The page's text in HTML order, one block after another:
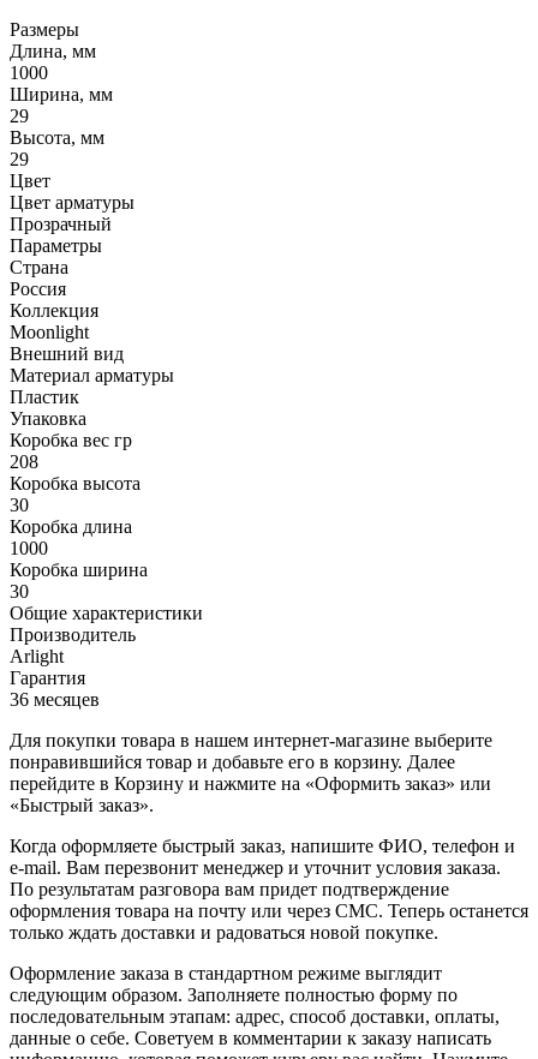
Размеры
Длина, мм
1000
Ширина, мм
29
Высота, мм
29
Цвет
Цвет арматуры
Прозрачный
Параметры
Страна
Россия
Коллекция
Moonlight
Внешний вид
Материал арматуры
Пластик
Упаковка
Коробка вес гр
208
Коробка высота
30
Коробка длина
1000
Коробка ширина
30
Общие характеристики
Производитель
Arlight
Гарантия
36 месяцев
Для покупки товара в нашем интернет-магазине выберите
понравившийся товар и добавьте его в корзину. Далее
перейдите в Корзину и нажмите на «Оформить заказ» или
«Быстрый заказ».
Когда оформляете быстрый заказ, напишите ФИО, телефон и
e-mail. Вам перезвонит менеджер и уточнит условия заказа.
По результатам разговора вам придет подтверждение
оформления товара на почту или через СМС. Теперь останется
только ждать доставки и радоваться новой покупке.
Оформление заказа в стандартном режиме выглядит
следующим образом. Заполняете полностью форму по
последовательным этапам: адрес, способ доставки, оплаты,
данные о себе. Советуем в комментарии к заказу написать